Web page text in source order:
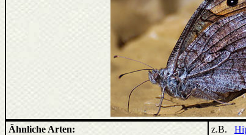
Ähnliche Arten: z.B.